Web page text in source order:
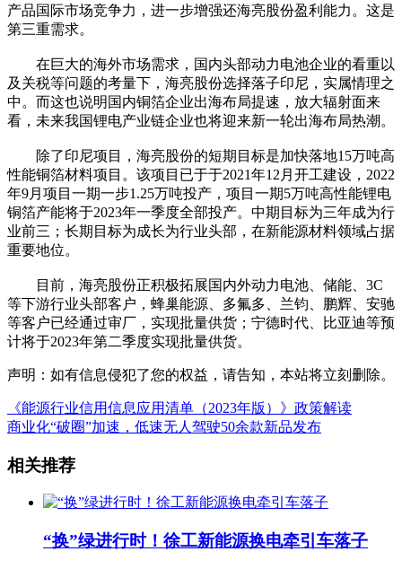
产品国际市场竞争力，进一步增强还海亮股份盈利能力。这是
第三重需求。
在巨大的海外市场需求，国内头部动力电池企业的看重以
及关税等问题的考量下，海亮股份选择落子印尼，实属情理之
中。而这也说明国内铜箔企业出海布局提速，放大辐射面来
看，未来我国锂电产业链企业也将迎来新一轮出海布局热潮。
除了印尼项目，海亮股份的短期目标是加快落地15万吨高
性能铜箔材料项目。该项目已于于2021年12月开工建设，2022
年9月项目一期一步1.25万吨投产，项目一期5万吨高性能锂电
铜箔产能将于2023年一季度全部投产。中期目标为三年成为行
业前三；长期目标为成长为行业头部，在新能源材料领域占据
重要地位。
目前，海亮股份正积极拓展国内外动力电池、储能、3C
等下游行业头部客户，蜂巢能源、多氟多、兰钧、鹏辉、安驰
等客户已经通过审厂，实现批量供货；宁德时代、比亚迪等预
计将于2023年第二季度实现批量供货。
声明：如有信息侵犯了您的权益，请告知，本站将立刻删除。
《能源行业信用信息应用清单（2023年版）》政策解读
商业化“破圈”加速，低速无人驾驶50余款新品发布
相关推荐
“换”绿进行时！徐工新能源换电牵引车落子